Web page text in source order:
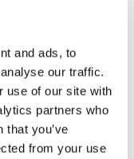
and ads, to
our traffic.
use of our site with
partners who
that you’ve
from your use